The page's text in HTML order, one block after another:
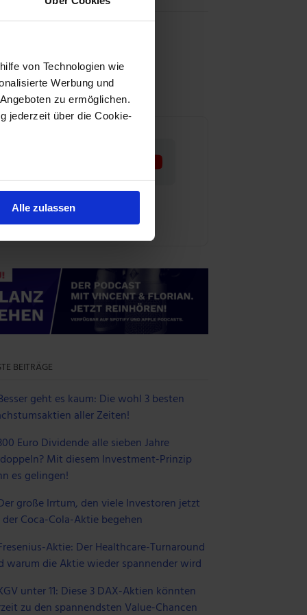
von Technologien wie
Werbung und
zu ermöglichen.
jederzeit über die Cookie-
sein können
Präferenzen im
anbieten zu können
Verwendung unserer
diese Informationen
Rahmen deiner Nutzung
Alle zulassen
Team
Aktienwelt360 arbeiten
BEITRÄGE
geht es kaum: Die wohl 3 besten
aller Zeiten!
Euro Dividende alle sieben Jahre
Mit diesem Investment-Prinzip
es gelingen!
große Irrtum, den viele Investoren jetzt
Coca-Cola-Aktie begehen
Aktie: Der Healthcare-Turnaround
warum die Aktie wieder spannender wird
unter 11: Diese 3 DAX-Aktien könnten
zu den spannendsten Value-Chancen